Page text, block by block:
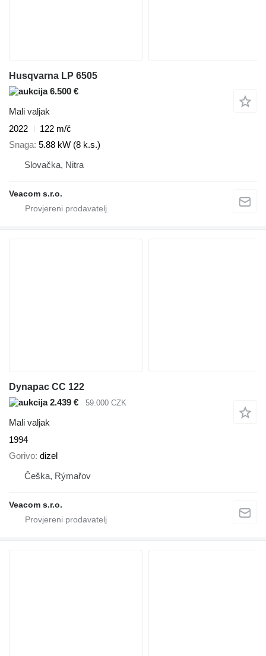
Husqvarna LP 6505
6.500 €
Mali valjak
2022
122 m/č
Snaga 5.88 kW (8 k.s.)
Slovačka, Nitra
Veacom s.r.o.
Dynapac CC 122
2.439 €
59.000 CZK
Mali valjak
1994
Gorivo dizel
Češka, Rýmařov
Veacom s.r.o.